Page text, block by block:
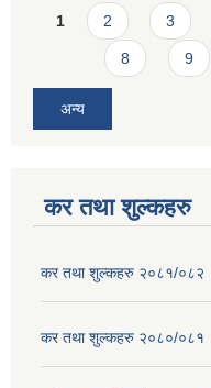
Pages
1 2 3
8 9
अन्य
कर तथा शुल्कहरु
कर तथा शुल्कहरु २०८१/०८२
कर तथा शुल्कहरु २०८०/०८१